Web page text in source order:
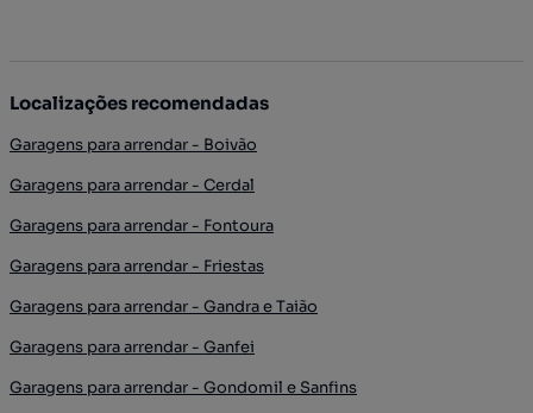
Localizações recomendadas
Garagens para arrendar - Boivão
Garagens para arrendar - Cerdal
Garagens para arrendar - Fontoura
Garagens para arrendar - Friestas
Garagens para arrendar - Gandra e Taião
Garagens para arrendar - Ganfei
Garagens para arrendar - Gondomil e Sanfins